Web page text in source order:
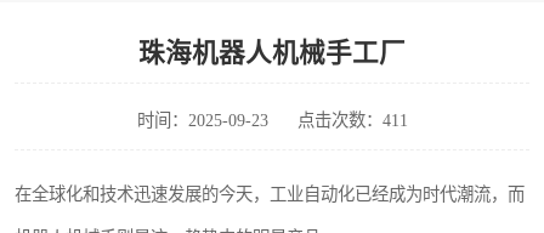
珠海机器人机械手工厂
时间：2025-09-23 点击次数：411
在全球化和技术迅速发展的今天，工业自动化已经成为时代潮流，而
龙门桁架
机器人机械手